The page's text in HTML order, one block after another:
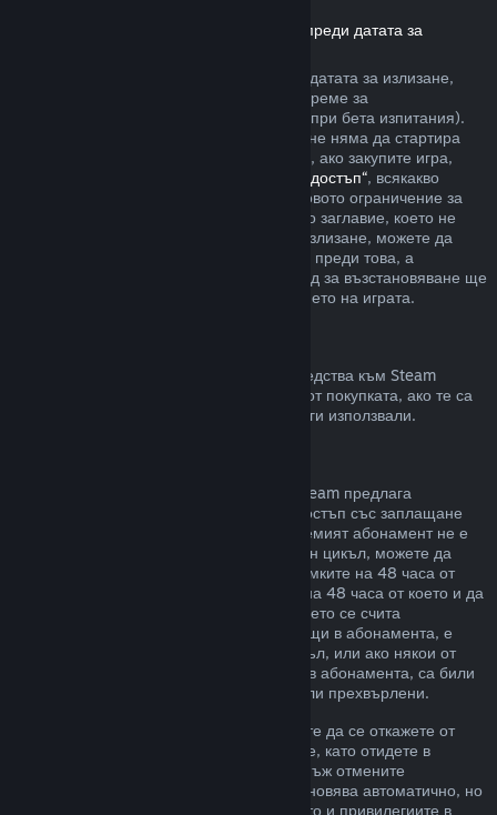
Възстановявания за заглавия, закупени преди датата за
Когато закупите заглавие в Steam преди датата за излизане,
двучасовото ограничение на игралното време за
възстановяване ще е приложимо (освен при бета изпитания).
Но 14-дневният период за възстановяване няма да стартира
преди датата за излизане. Ето например, ако закупите игра,
„Разширен достъп“, всякакво
игрално време ще се отчита към двучасовото ограничение за
възстановяване. Ако предплатите дадено заглавие, което не
може да бъде пускано преди датата за излизане, можете да
изискате възстановяване по всяко време преди това, а
стандартният 14-дневен/двучасов период за възстановяване ще
се прилага, считано от датата за излизането на играта.
Може да изискате възстановяване на средства към Steam
портфейл в четиринадесет дневен срок от покупката, ако те са
били закупени в Steam и все още не сте ги използвали.
За някои видове съдържание и услуги Steam предлага
периодичен (напр. месечен, годишен) достъп със заплащане
чрез повтарящо таксуване. Ако подновяемият абонамент не е
използван по време на текущия платежен цикъл, можете да
поискате възстановяване на цената в рамките на 48 часа от
първоначалната покупка или в рамките на 48 часа от което и да
е автоматично подновяване. Съдържанието се счита
използвано, ако някоя от игрите, попадащи в абонамента, е
била играна през текущия платежен цикъл, или ако някои от
привилегиите или отстъпките, включени в абонамента, са били
използвани, изразходвани, променени или прехвърлени.
Моля, обърнете внимание, че Вие можете да се откажете от
даден активен абонамент по всяко време, като отидете в
. Щом веднъж отмените
абонамента си, той вече няма да се подновява автоматично, но
Вие ще запазите достъп до съдържанието и привилегиите в